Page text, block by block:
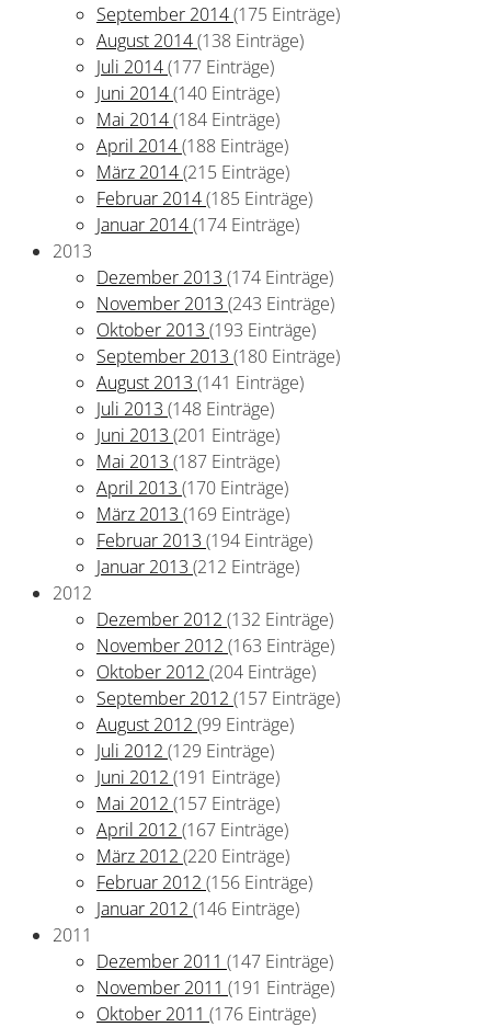
September 2014(175 Einträge)
August 2014(138 Einträge)
Juli 2014(177 Einträge)
Juni 2014(140 Einträge)
Mai 2014(184 Einträge)
April 2014(188 Einträge)
März 2014(215 Einträge)
Februar 2014(185 Einträge)
Januar 2014(174 Einträge)
2013
Dezember 2013 (174 Einträge)
November 2013 (243 Einträge)
Oktober 2013 (193 Einträge)
September 2013 (180 Einträge)
August 2013 (141 Einträge)
Juli 2013 (148 Einträge)
Juni 2013 (201 Einträge)
Mai 2013 (187 Einträge)
April 2013 (170 Einträge)
März 2013 (169 Einträge)
Februar 2013 (194 Einträge)
Januar 2013 (212 Einträge)
2012
Dezember 2012 (132 Einträge)
November 2012 (163 Einträge)
Oktober 2012 (204 Einträge)
September 2012 (157 Einträge)
August 2012 (99 Einträge)
Juli 2012 (129 Einträge)
Juni 2012 (191 Einträge)
Mai 2012 (157 Einträge)
April 2012 (167 Einträge)
März 2012 (220 Einträge)
Februar 2012 (156 Einträge)
Januar 2012 (146 Einträge)
2011
Dezember 2011 (147 Einträge)
November 2011 (191 Einträge)
Oktober 2011 (176 Einträge)